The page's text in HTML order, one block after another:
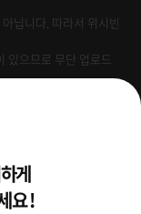
닙니다. 따라서 위시빈
있으므로 무단 업로드
게
요 !